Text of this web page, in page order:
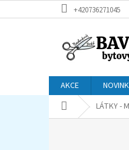
na
+420736271045
AKCE
Domů LÁTKY -